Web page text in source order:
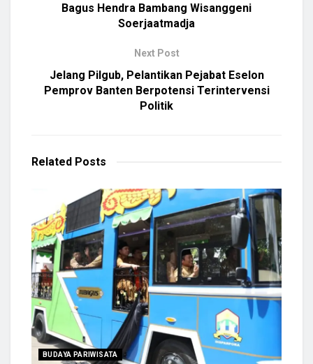
Bagus Hendra Bambang Wisanggeni
Soerjaatmadja
Next Post
Jelang Pilgub, Pelantikan Pejabat Eselon
Pemprov Banten Berpotensi Terintervensi
Politik
Related Posts
BUDAYA PARIWISATA